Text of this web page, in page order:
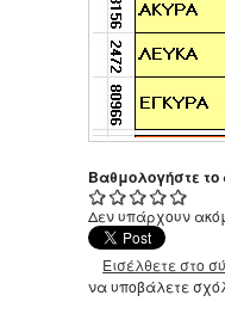
Βαθμολογήστε το
Δεν υπάρχουν
Εισέλθετε στο
να υποβάλετε